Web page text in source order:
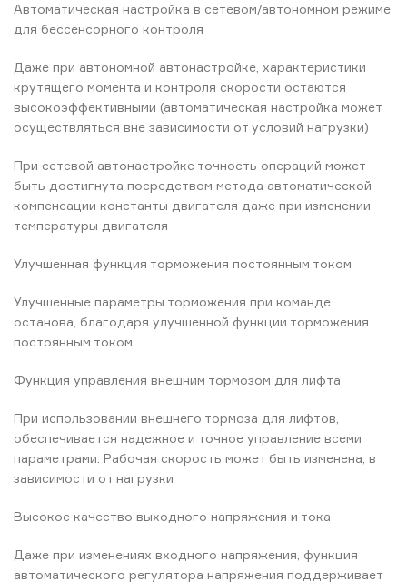
Автоматическая настройка в сетевом/автономном режиме
для беcсенсорного контроля
Даже при автономной автонастройке, характеристики
крутящего момента и контроля скорости остаются
высокоэффективными (автоматическая настройка может
осуществляться вне зависимости от условий нагрузки)
При сетевой автонастройке точность операций может
быть достигнута посредством метода автоматической
компенсации константы двигателя даже при изменении
температуры двигателя
Улучшенная функция торможения постоянным током
Улучшенные параметры торможения при команде
останова, благодаря улучшенной функции торможения
постоянным током
Функция управления внешним тормозом для лифта
При использовании внешнего тормоза для лифтов,
обеспечивается надежное и точное управление всеми
параметрами. Рабочая скорость может быть изменена, в
зависимости от нагрузки
Высокое качество выходного напряжения и тока
Даже при изменениях входного напряжения, функция
автоматического регулятора напряжения поддерживает